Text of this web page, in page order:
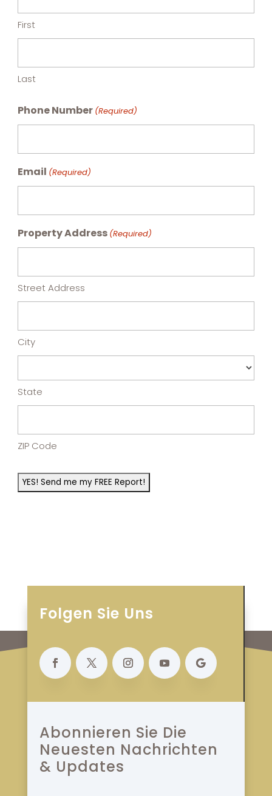
First
Last
Phone Number (Required)
Email (Required)
Property Address (Required)
Street Address
City
State
ZIP Code
Folgen Sie Uns
Abonnieren Sie Die
Neuesten Nachrichten
& Updates